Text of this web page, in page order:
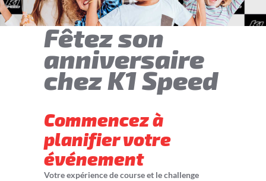
Fêtez son
anniversaire
chez K1 Speed
Commencez à
planifier votre
événement
Votre expérience de course et le challenge